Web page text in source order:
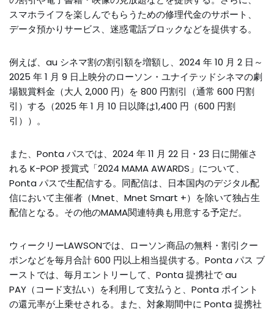
スマホライフを楽しんでもらうための修理代金のサポート、
データ預かりサービス、迷惑電話ブロックなどを提供する。
例えば、au シネマ割の割引額を増額し、2024 年 10 月 2 日～
2025 年 1 月 9 日上映分のローソン・ユナイテッドシネマの劇
場観賞料金（大人 2,000 円）を 800 円割引（通常 600 円割
引）する（2025 年 1 月 10 日以降は1,400 円（600 円割
引））。
また、Ponta パスでは、2024 年 11 月 22 日・23 日に開催さ
れる K-POP 授賞式「2024 MAMA AWARDS」について、
Ponta パスで生配信する。同配信は、日本国内のデジタル配
信において主催者（Mnet、Mnet Smart +）を除いて独占生
配信となる。その他のMAMA関連特典も用意する予定だ。
ウィークリーLAWSONでは、ローソン商品の無料・割引クー
ポンなどを毎月合計 600 円以上相当提供する。Ponta パス ブ
ーストでは、毎月エントリーして、Ponta 提携社で au
PAY（コード支払い）を利用して支払うと、Ponta ポイント
の還元率が上乗せされる。また、対象期間中に Ponta 提携社